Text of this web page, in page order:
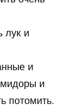
лук и
и
и
потомить.